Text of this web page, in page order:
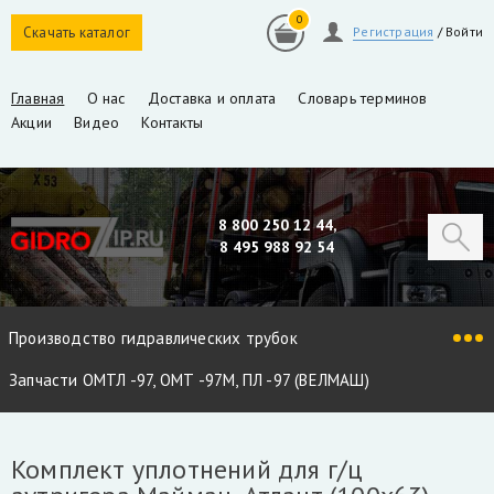
Скачать каталог Регистрация / Войти
0
Главная О нас Доставка и оплата
Словарь терминов
Акции
Видео Контакты
8 800 250 12 44,
8 495 988 92 54
Производство гидравлических трубок
Запчасти ОМТЛ -97, ОМТ -97М, ПЛ -97 (ВЕЛМАШ)
Запчасти Майман 90, 100, 110 / Атлант 90, 100
Комплект уплотнений для г/ц